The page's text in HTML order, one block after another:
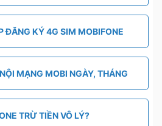
ĐĂNG KÝ 4G SIM MOBIFONE
MẠNG MOBI NGÀY, THÁNG
TRỪ TIỀN VÔ LÝ?